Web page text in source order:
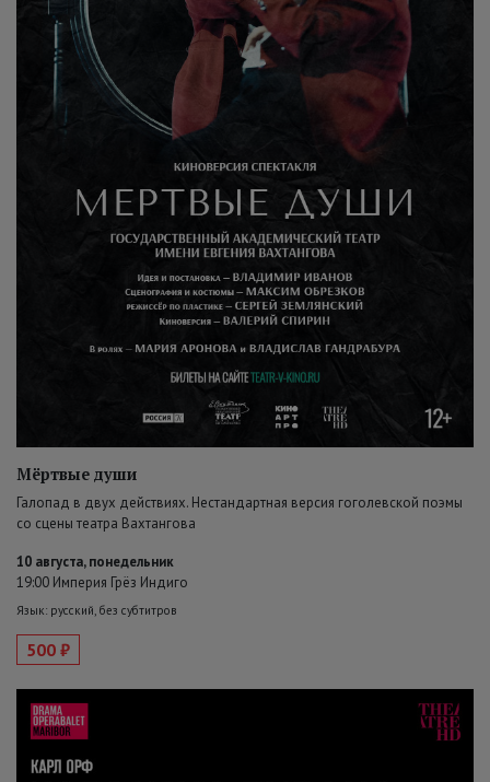
Мёртвые души
Галопад в двух действиях. Нестандартная версия гоголевской поэмы
со сцены театра Вахтангова
10 августа, понедельник
19:00 Империя Грёз Индиго
Язык: русский, без субтитров
500 ₽